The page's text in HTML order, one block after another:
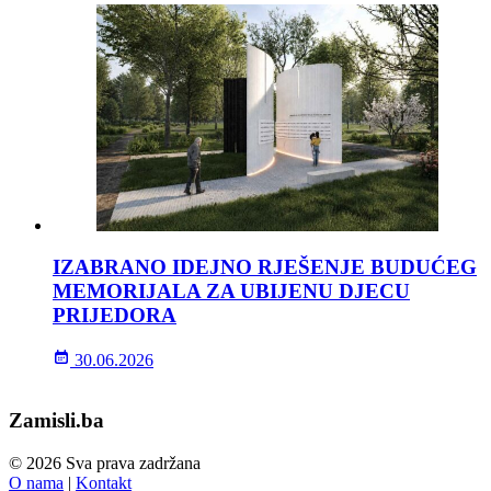
IZABRANO IDEJNO RJEŠENJE BUDUĆEG
MEMORIJALA ZA UBIJENU DJECU
PRIJEDORA
30.06.2026
Zamisli.ba
© 2026 Sva prava zadržana
O nama | Kontakt